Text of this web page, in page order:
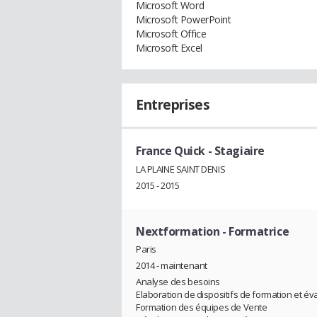
Microsoft Word
Microsoft PowerPoint
Microsoft Office
Microsoft Excel
Entreprises
France Quick- Stagiaire
LA PLAINE SAINT DENIS
2015 - 2015
Nextformation - Formatrice
Paris
2014 - maintenant
Analyse des besoins
Elaboration de dispositifs de formation et
Formation des équipes de Vente